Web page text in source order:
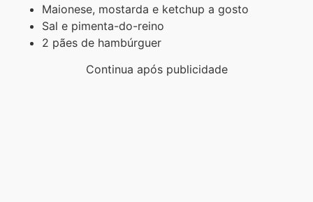
Maionese, mostarda e ketchup a gosto
Sal e pimenta-do-reino
2 pães de hambúrguer
Continua após publicidade